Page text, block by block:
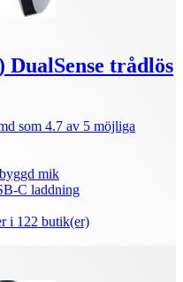
DualSense trådlös
som 4.7 av 5 möjliga
mik
C laddning
i 122 butik(er)